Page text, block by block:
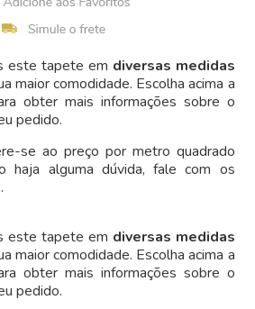
este tapete em diversas medidas
maior comodidade. Escolha acima a
obter mais informações sobre o
pedido.
se ao preço por metro quadrado
haja alguma dúvida, fale com os
este tapete em diversas medidas
maior comodidade. Escolha acima a
obter mais informações sobre o
pedido.